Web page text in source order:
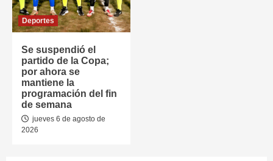
Deportes
Se suspendió el
partido de la Copa;
por ahora se
mantiene la
programación del fin
de semana
jueves 6 de agosto de
2026